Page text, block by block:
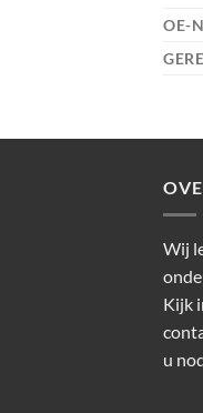
OE-
Wij
Kijk
u